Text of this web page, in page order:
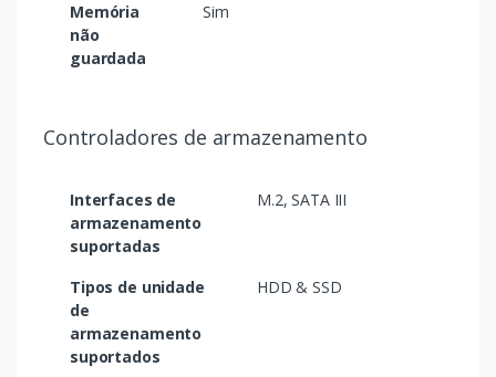
Memória
não
guardada
Sim
Controladores de armazenamento
Interfaces de
armazenamento
suportadas
M.2, SATA III
Tipos de unidade
de
armazenamento
suportados
HDD & SSD